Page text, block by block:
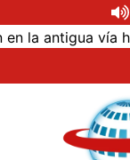
vía hacia